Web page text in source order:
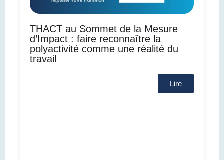
THACT au Sommet de la Mesure
d’Impact : faire reconnaître la
polyactivité comme une réalité du
travail
Lire